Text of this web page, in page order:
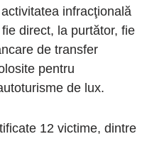
infracţională
direct, la purtător, fie
de transfer
pentru
de lux.
12 victime, dintre